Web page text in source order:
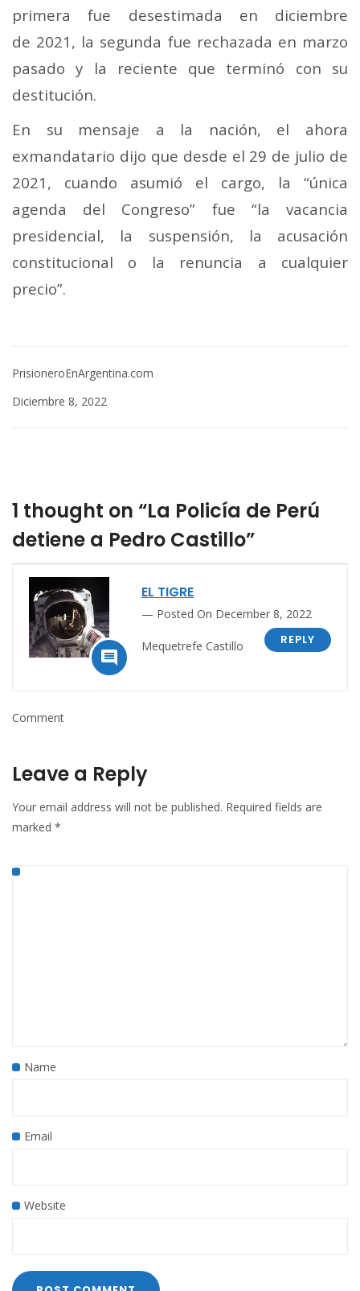
primera fue desestimada en diciembre
de 2021, la segunda fue rechazada en marzo
pasado y la reciente que terminó con su
destitución.
En su mensaje a la nación, el ahora
exmandatario dijo que desde el 29 de julio de
2021, cuando asumió el cargo, la “única
agenda del Congreso” fue “la vacancia
presidencial, la suspensión, la acusación
constitucional o la renuncia a cualquier
precio”.
PrisioneroEnArgentina.com
Diciembre 8, 2022
1 thought on “La Policía de Perú
detiene a Pedro Castillo”

EL TIGRE
Posted On December 8, 2022
REPLY
Mequetrefe Castillo
Comment
Leave a Reply
Your email address will not be published. Required fields are
marked *
Name
Email
Website